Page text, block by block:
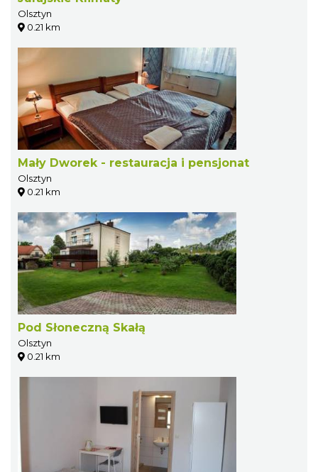
Olsztyn
0.21 km
Mały Dworek - restauracja i pensjonat
Olsztyn
0.21 km
Pod Słoneczną Skałą
Olsztyn
0.21 km